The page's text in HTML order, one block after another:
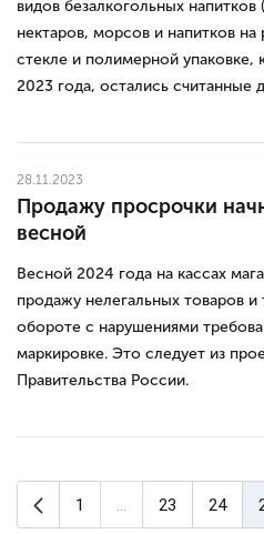
видов безалкогольных
нектаров, морсов и напитков
стекле и полимерной упаковке,
2023 года, остались считанные
28.11.2023
Продажу просрочки
весной
Весной 2024 года на кассах
продажу нелегальных товаров
обороте с нарушениями
маркировке. Это следует из
Правительства России.
Предыдущая страница
1 23 24